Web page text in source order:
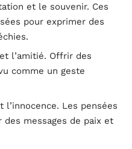
et le souvenir. Ces
pour exprimer des
l’amitié. Offrir des
comme un geste
l’innocence. Les pensées
messages de paix et